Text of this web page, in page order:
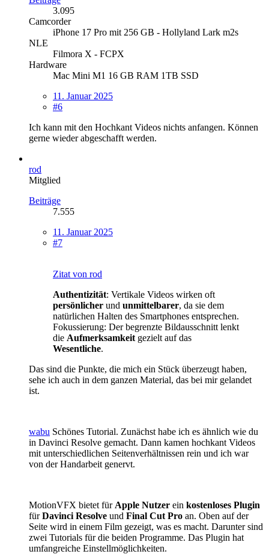
3.095
Camcorder
iPhone 17 Pro mit 256 GB - Hollyland Lark m2s
NLE
Filmora X - FCPX
Hardware
Mac Mini M1 16 GB RAM 1TB SSD
11. Januar 2025
#6
Ich kann mit den Hochkant Videos nichts anfangen. Können
gerne wieder abgeschafft werden.
rod
Mitglied
Beiträge
7.555
11. Januar 2025
#7
Zitat von rod
Authentizität: Vertikale Videos wirken oft
persönlicher und unmittelbarer, da sie dem
natürlichen Halten des Smartphones entsprechen.
Fokussierung: Der begrenzte Bildausschnitt lenkt
die Aufmerksamkeit gezielt auf das
Wesentliche.
Das sind die Punkte, die mich ein Stück überzeugt haben,
sehe ich auch in dem ganzen Material, das bei mir gelandet
ist.
wabu Schönes Tutorial. Zunächst habe ich es ähnlich wie du
in Davinci Resolve gemacht. Dann kamen hochkant Videos
mit unterschiedlichen Seitenverhältnissen rein und ich war
von der Handarbeit genervt.
MotionVFX bietet für Apple Nutzer ein kostenloses Plugin
fürDavinci Resolve und Final Cut Pro an. Oben auf der
Seite wird in einem Film gezeigt, was es macht. Darunter sind
zwei Tutorials für die beiden Programme. Das Plugin hat
umfangreiche Einstellmöglichkeiten.